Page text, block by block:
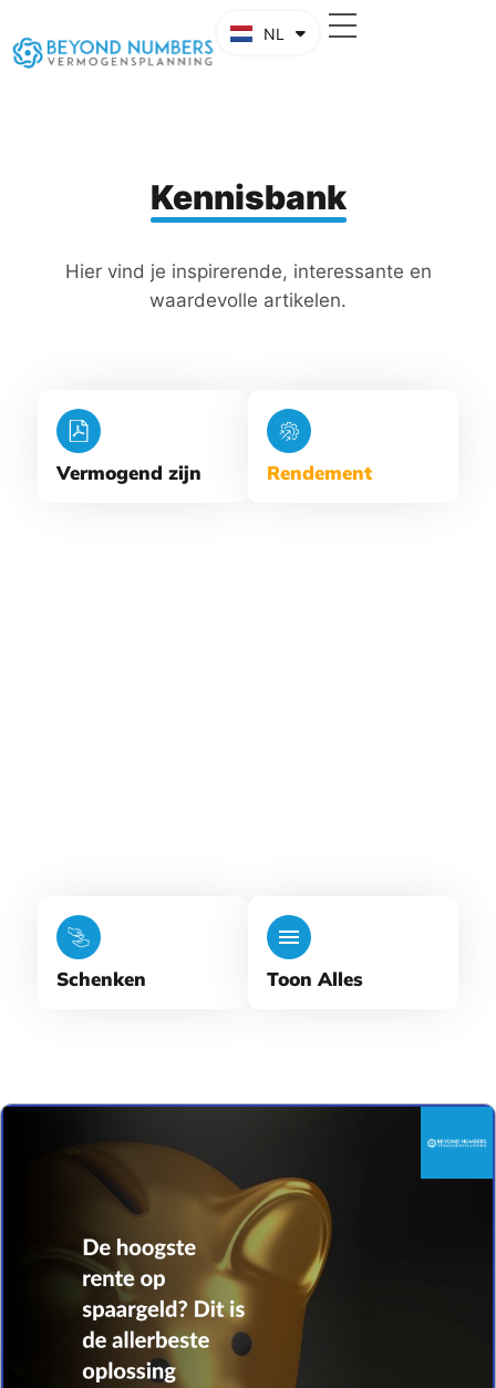
NL
EN
Kennisbank
Hier vind je inspirerende, interessante en
waardevolle artikelen.
Vermogend zijn Rendement
Schenken Toon Alles